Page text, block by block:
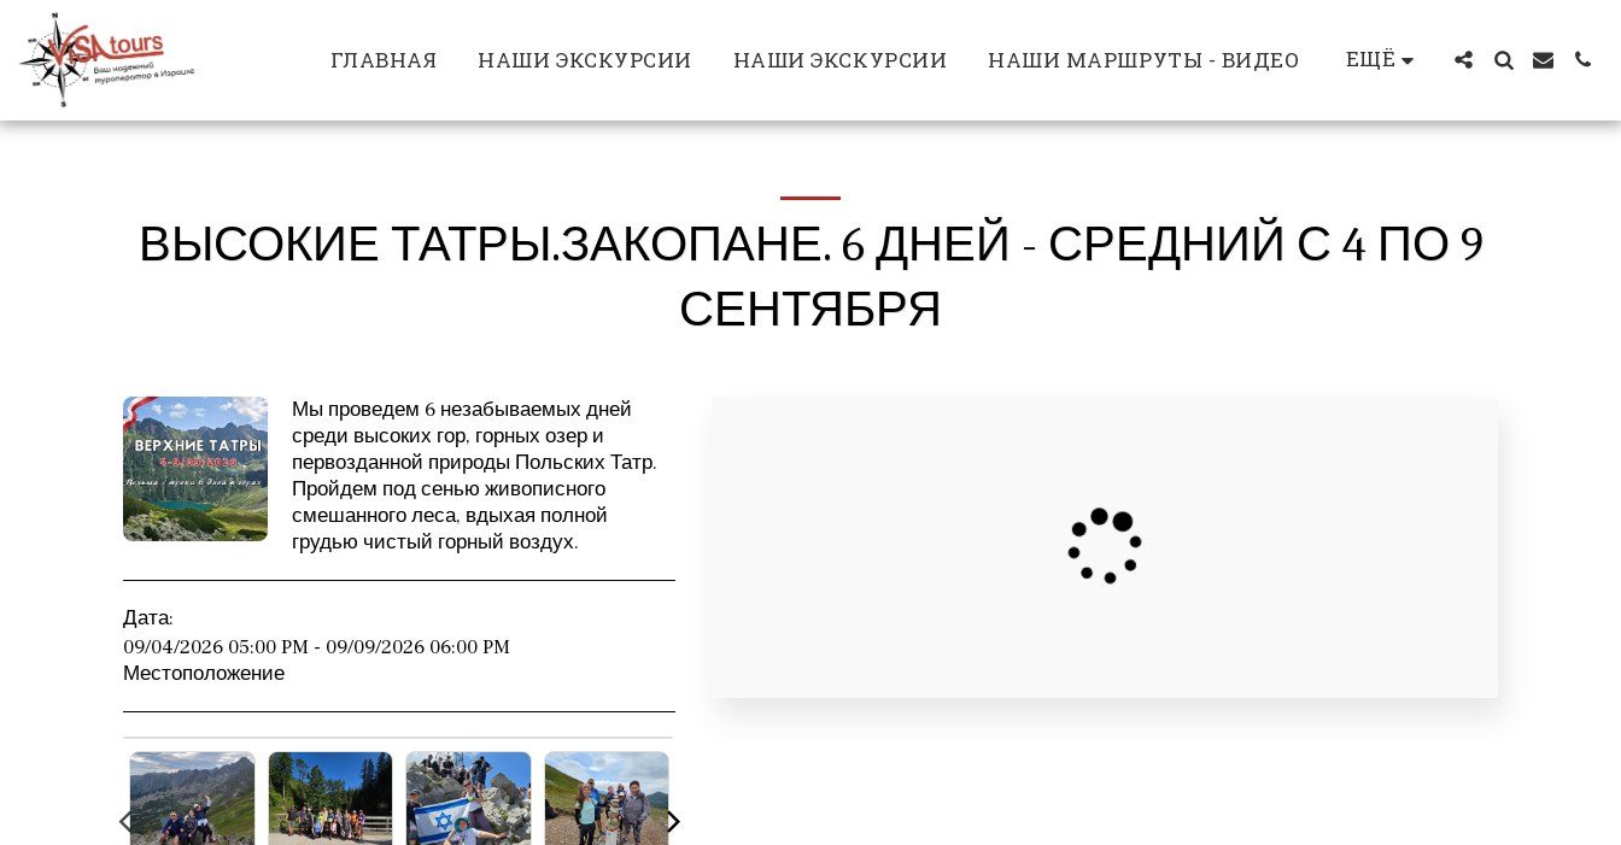
ГЛАВНАЯ НАШИ ЭКСКУРСИИ НАШИ ЭКСКУРСИИ НАШИ МАРШРУТЫ - ВИДЕО ЕЩЁ
ВЫСОКИЕ ТАТРЫ.ЗАКОПАНЕ. 6 ДНЕЙ - СРЕДНИЙ С 4 ПО 9
СЕНТЯБРЯ
Мы проведем 6 незабываемых дней
среди высоких гор, горных озер и
первозданной природы Польских Татр.
Пройдем под сенью живописного
смешанного леса, вдыхая полной
грудью чистый горный воздух.
Дата:
09/04/2026 05:00 PM - 09/09/2026 06:00 PM
Местоположение